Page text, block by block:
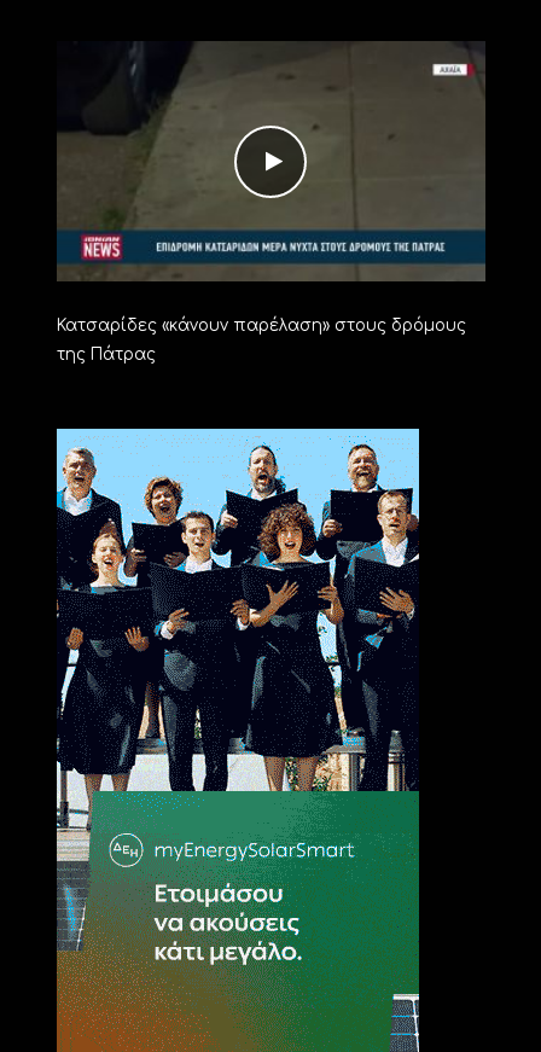
Κατσαρίδες «κάνουν παρέλαση» στους δρόμους
της Πάτρας